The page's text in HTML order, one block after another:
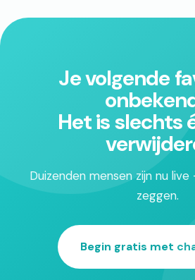
Je volgende
Het is slechts
Duizenden mensen zijn nu
zeggen.
Begin gratis met